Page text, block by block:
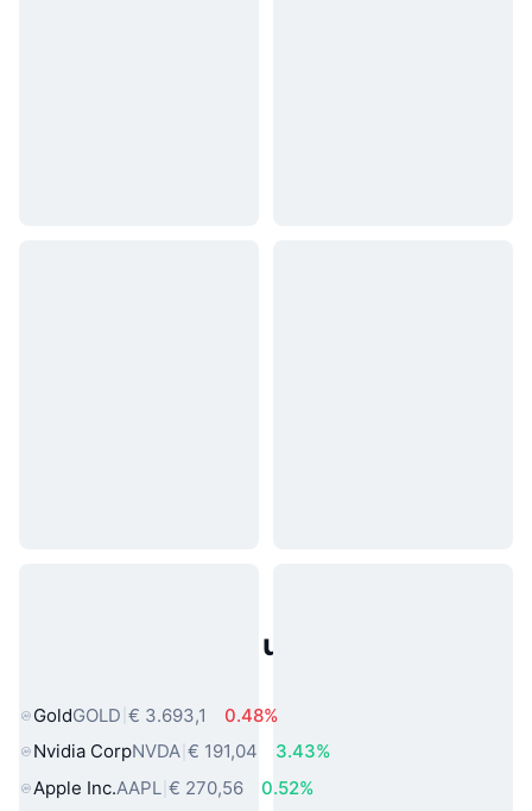
Populaire activa uit de echte
GoldGOLD € 3.693,1
0.48%
Nvidia CorpNVDA € 191,04
3.43%
Apple Inc.AAPL € 270,56
0.52%